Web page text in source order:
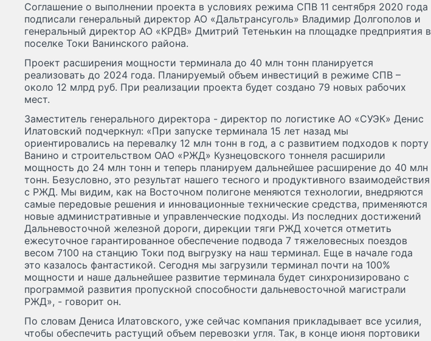
Соглашение о выполнении проекта в условиях режима СПВ 11 сентября 2020 года
подписали генеральный директор АО «Дальтрансуголь» Владимир Долгополов и
генеральный директор АО «КРДВ» Дмитрий Тетенькин на площадке предприятия в
поселке Токи Ванинского района.
Проект расширения мощности терминала до 40 млн тонн планируется
реализовать до 2024 года. Планируемый объем инвестиций в режиме СПВ –
около 12 млрд руб. При реализации проекта будет создано 79 новых рабочих
мест.
Заместитель генерального директора - директор по логистике АО «СУЭК» Денис
Илатовский подчеркнул: «При запуске терминала 15 лет назад мы
ориентировались на перевалку 12 млн тонн в год, а с развитием подходов к порту
Ванино и строительством ОАО «РЖД» Кузнецовского тоннеля расширили
мощность до 24 млн тонн и теперь планируем дальнейшее расширение до 40 млн
тонн. Безусловно, это результат нашего тесного и продуктивного взаимодействия
с РЖД. Мы видим, как на Восточном полигоне меняются технологии, внедряются
самые передовые решения и инновационные технические средства, применяются
новые административные и управленческие подходы. Из последних достижений
Дальневосточной железной дороги, дирекции тяги РЖД хочется отметить
ежесуточное гарантированное обеспечение подвода 7 тяжеловесных поездов
весом 7100 на станцию Токи под выгрузку на наш терминал. Еще в начале года
это казалось фантастикой. Сегодня мы загрузили терминал почти на 100%
мощности и наше дальнейшее развитие терминала будет синхронизировано с
программой развития пропускной способности дальневосточной магистрали
РЖД», - говорит он.
По словам Дениса Илатовского, уже сейчас компания прикладывает все усилия,
чтобы обеспечить растущий объем перевозки угля. Так, в конце июня портовики